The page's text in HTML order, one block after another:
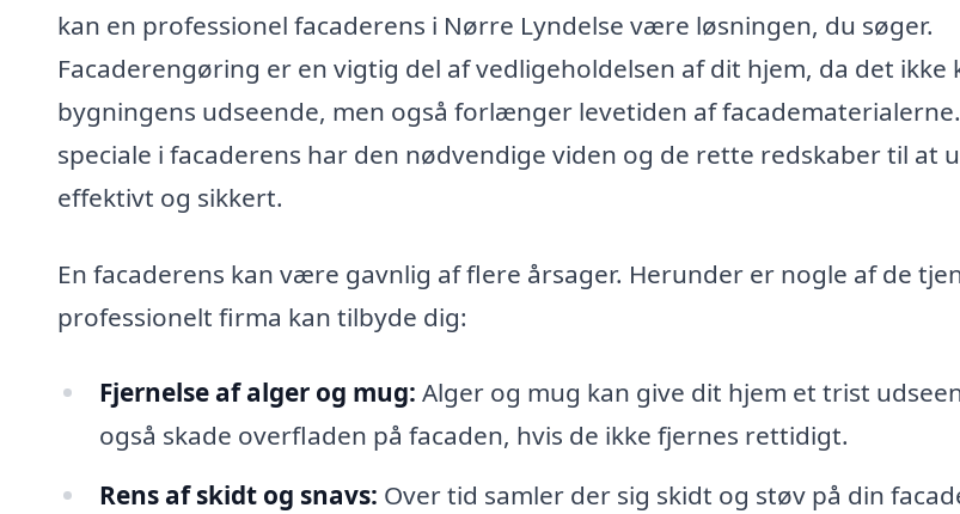
kan en professionel facaderens i Nørre Lyndelse være løsningen, du søger.
Facaderengøring er en vigtig del af vedligeholdelsen af dit hjem, da det
bygningens udseende, men også forlænger levetiden af
speciale i facaderens har den nødvendige viden og de rette redskaber til at
effektivt og sikkert.
En facaderens kan være gavnlig af flere årsager. Herunder er nogle af de
professionelt firma kan tilbyde dig:
Fjernelse af alger og mug: Alger og mug kan give dit hjem et trist
også skade overfladen på facaden, hvis de ikke fjernes rettidigt.
Rens af skidt og snavs: Over tid samler der sig skidt og støv på din